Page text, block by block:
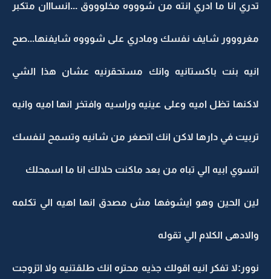
تدري انا ما ادري انته من شوووه مخلوووق ...انسااان متكبر
مغرووور شايف نفسك ومادري على شوووه شايفنها...صح
انيه بنت باكستانيه وانك مستحقرنيه عشان هذا الشي
لاكنها تظل اميه وعلى عينيه وراسيه وافتخر انها اميه وانيه
تربيت في دارها لاكن انك اتصغر من شانيه وتسمح لنفسك
اتسوي ابيه الي تباه من بعد ماكنت حلالك انا ما اسمحلك
لين الحين وهو ايشوفها مش مصدق انها اهيه الي تكلمه
والادهى الكلام الي تقوله
نوور:لا تفكر انيه اقولك جذيه محتره انك طلقتنيه ولا اتزوجت